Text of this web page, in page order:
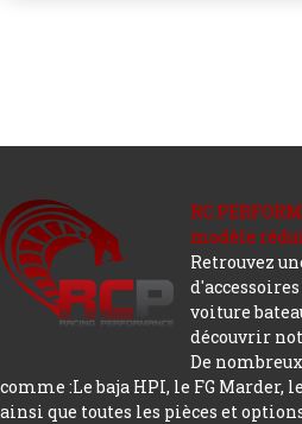
RC
modèle
Retrouvez
voiture
découvrir
De
comme :Le baja HPI, le FG Marder,
ainsi que toutes les pièces et